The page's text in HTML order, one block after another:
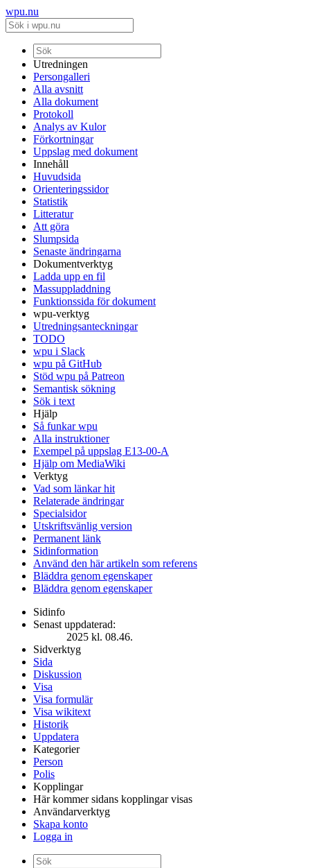
wpu.nu
Utredningen
Persongalleri
Alla avsnitt
Alla dokument
Protokoll
Analys av Kulor
Förkortningar
Uppslag med dokument
Innehåll
Huvudsida
Orienteringssidor
Statistik
Litteratur
Att göra
Slumpsida
Senaste ändringarna
Dokumentverktyg
Ladda upp en fil
Massuppladdning
Funktionssida för dokument
wpu-verktyg
Utredningsanteckningar
TODO
wpu i Slack
wpu på GitHub
Stöd wpu på Patreon
Semantisk sökning
Sök i text
Hjälp
Så funkar wpu
Alla instruktioner
Exempel på uppslag E13-00-A
Hjälp om MediaWiki
Verktyg
Vad som länkar hit
Relaterade ändringar
Specialsidor
Utskriftsvänlig version
Permanent länk
Sidinformation
Använd den här artikeln som referens
Bläddra genom egenskaper
Bläddra genom egenskaper
Sidinfo
Senast uppdaterad:
2025 kl. 08.46.
Sidverktyg
Sida
Diskussion
Visa
Visa formulär
Visa wikitext
Historik
Uppdatera
Kategorier
Person
Polis
Kopplingar
Här kommer sidans kopplingar visas
Användarverktyg
Skapa konto
Logga in